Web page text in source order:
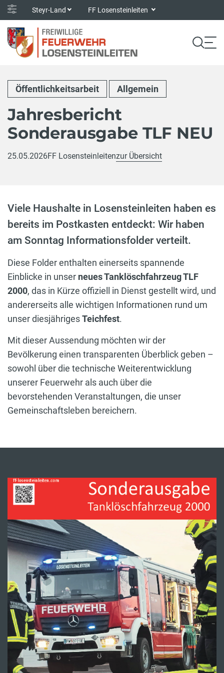
Steyr-Land FF Losensteinleiten
Öffentlichkeitsarbeit Allgemein
Jahresbericht
Sonderausgabe TLF NEU
25.05.2026FF Losensteinleitenzur Übersicht
Viele Haushalte in Losensteinleiten haben es
bereits im Postkasten entdeckt: Wir haben
am Sonntag Informationsfolder verteilt.
Diese Folder enthalten einerseits spannende
Einblicke in unser neues Tanklöschfahrzeug TLF
2000, das in Kürze offiziell in Dienst gestellt wird, und
andererseits alle wichtigen Informationen rund um
unser diesjährigesTeichfest.
Mit dieser Aussendung möchten wir der
Bevölkerung einen transparenten Überblick geben –
sowohl über die technische Weiterentwicklung
unserer Feuerwehr als auch über die
bevorstehenden Veranstaltungen, die unser
Gemeinschaftsleben bereichern.